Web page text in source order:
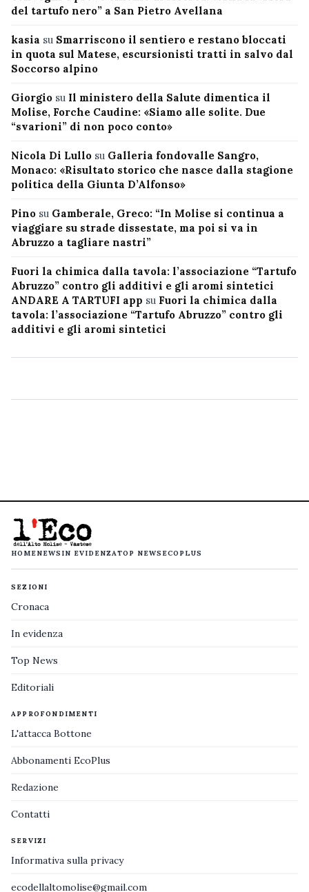
del tartufo nero” a San Pietro Avellana
kasia su Smarriscono il sentiero e restano bloccati
in quota sul Matese, escursionisti tratti in salvo dal
Soccorso alpino
Giorgio su Il ministero della Salute dimentica il
Molise, Forche Caudine: «Siamo alle solite. Due
“svarioni” di non poco conto»
Nicola Di Lullo su Galleria fondovalle Sangro,
Monaco: «Risultato storico che nasce dalla stagione
politica della Giunta D’Alfonso»
Pino su Gamberale, Greco: “In Molise si continua a
viaggiare su strade dissestate, ma poi si va in
Abruzzo a tagliare nastri”
Fuori la chimica dalla tavola: l’associazione “Tartufo
Abruzzo” contro gli additivi e gli aromi sintetici
ANDARE A TARTUFI app su Fuori la chimica dalla
tavola: l’associazione “Tartufo Abruzzo” contro gli
additivi e gli aromi sintetici
HOMENEWS IN EVIDENZATOP NEWS ECOPLUS
SEZIONI
Cronaca
In evidenza
Top News
Editoriali
APPROFONDIMENTI
L'attacca Bottone
Abbonamenti EcoPlus
Redazione
Contatti
SERVIZI
Informativa sulla privacy
ecodellaltomolise@gmail.com